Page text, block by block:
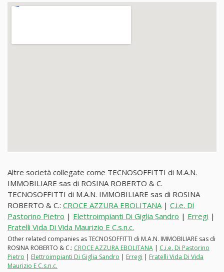
Altre società collegate come TECNOSOFFITTI di M.A.N.
IMMOBILIARE sas di ROSINA ROBERTO & C.
TECNOSOFFITTI di M.A.N. IMMOBILIARE sas di ROSINA
ROBERTO & C.: CROCE AZZURA EBOLITANA| C.i.e. Di
Pastorino Pietro | Elettroimpianti Di Giglia Sandro | Erregi |
Fratelli Vida Di Vida Maurizio E C.s.n.c.
Other related companies as TECNOSOFFITTI di M.A.N. IMMOBILIARE sas di
ROSINA ROBERTO & C.: CROCE AZZURA EBOLITANA | C.i.e. Di Pastorino
Pietro | Elettroimpianti Di Giglia Sandro | Erregi | Fratelli Vida Di Vida
Maurizio E C.s.n.c.